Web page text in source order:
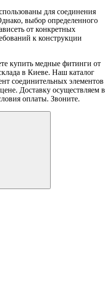
для соединения
выбор определенного
от конкретных
к конструкции
купить медные фитинги от
в Киеве. Наш каталог
соединительных элементов
Доставку осуществляем в
оплаты. Звоните.